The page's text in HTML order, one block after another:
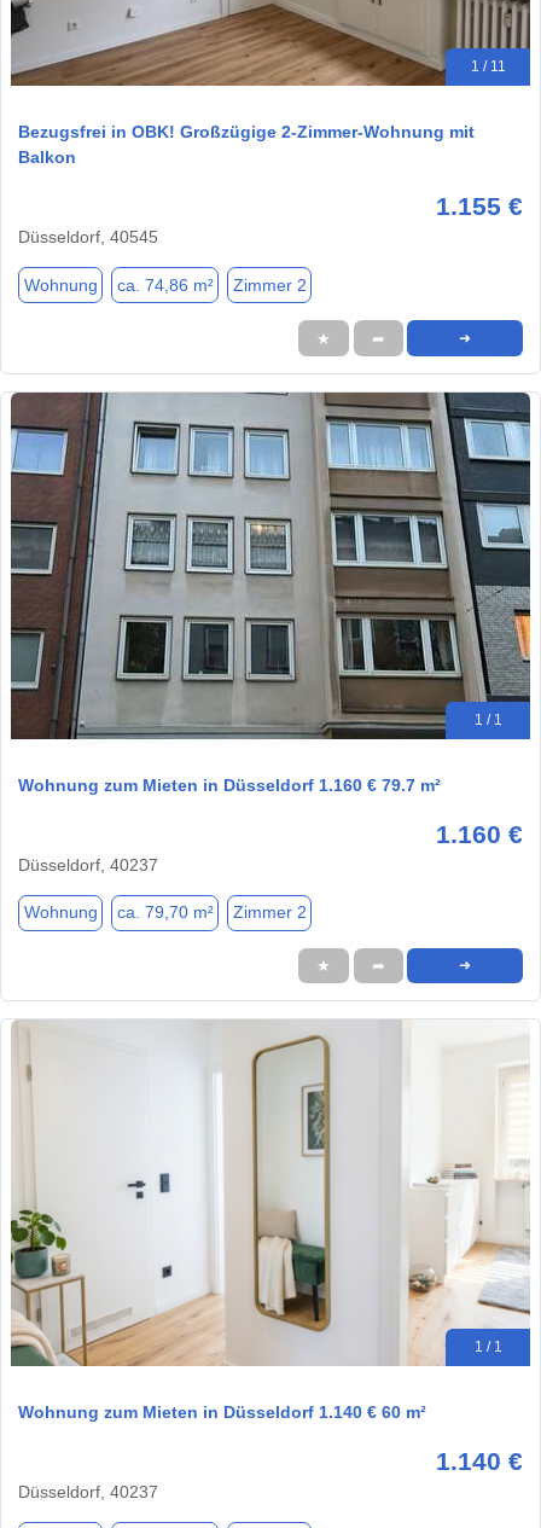
1 / 11
Bezugsfrei in OBK! Großzügige 2-Zimmer-Wohnung mit
Balkon
1.155 €
Düsseldorf, 40545
Wohnung ca. 74,86 m² Zimmer 2
★ ➦ ➜
1 / 1
Wohnung zum Mieten in Düsseldorf 1.160 € 79.7 m²
1.160 €
Düsseldorf, 40237
Wohnung ca. 79,70 m² Zimmer 2
★ ➦ ➜
1 / 1
Wohnung zum Mieten in Düsseldorf 1.140 € 60 m²
1.140 €
Düsseldorf, 40237